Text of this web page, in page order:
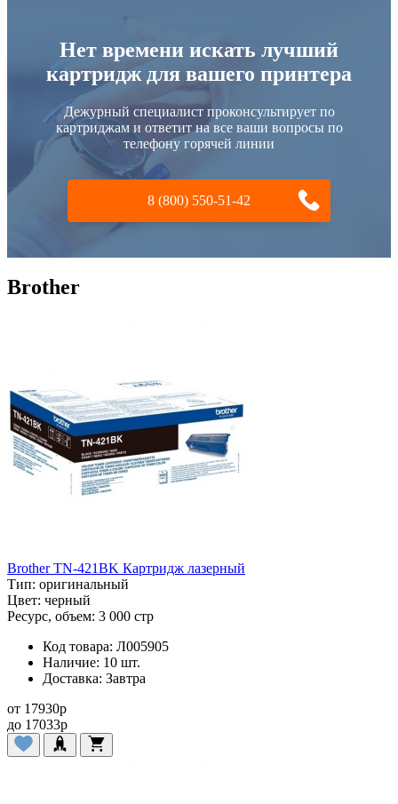
Нет времени искать лучший
картридж для вашего принтера
Дежурный специалист проконсультирует по
картриджам и ответит на все ваши вопросы по
телефону горячей линии
8 (800) 550-51-42
Brother
Brother TN-421BK Картридж лазерный
Тип: оригинальный
Цвет: черный
Ресурс, объем: 3 000 стр
Код товара: Л005905
Наличие: 10 шт.
Доставка: Завтра
от 17930p
до 17033p